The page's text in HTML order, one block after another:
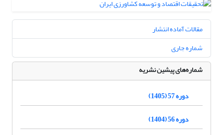
مقالات آماده انتشار
شماره جاری
شماره‌های پیشین نشریه
دوره 57 (1405)
دوره 56 (1404)